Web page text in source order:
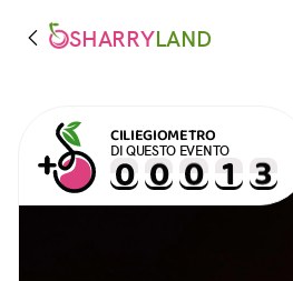
SHARRYLAND
CILIEGIOMETRO
DI QUESTO EVENTO